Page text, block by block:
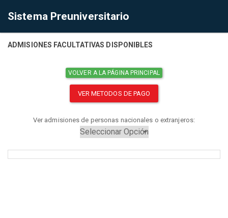
Sistema Preuniversitario
ADMISIONES FACULTATIVAS DISPONIBLES
VOLVER A LA PÁGINA PRINCIPAL
VER METODOS DE PAGO
Ver admisiones de personas nacionales o extranjeros: